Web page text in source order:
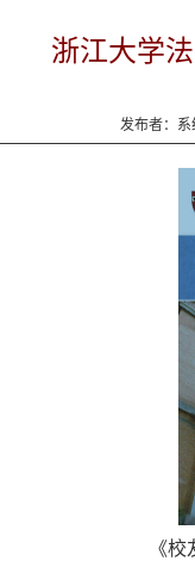
浙江大学
发布者：系
《